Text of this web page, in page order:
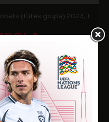
(Elites grupa) 2023, 1.
4
0